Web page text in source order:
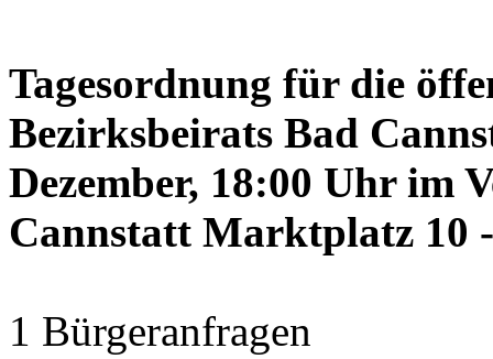
Tagesordnung für die
Bezirksbeirats Bad
Dezember, 18:00 Uhr im
Cannstatt Marktplatz 10
1 Bürgeranfragen